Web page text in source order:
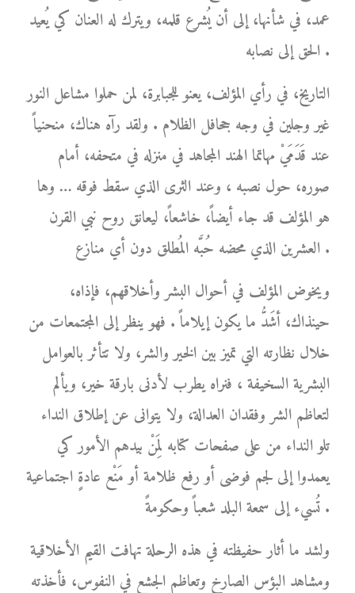
عمد، في شأنها، إلى أن يُشرع قلمه، ويترك له العنان كي يُعيد
الحق إلى نصابه .
التاريخ، في رأي المؤلف، يعنو للجبابرة، لمن حملوا مشاعل النور
غير وجلين في وجه جحافل الظلام . ولقد رآه هناك، منحنياً
عند قَدَمَيْ مهاتما الهند المجاهد في منزله في متحفه، أمام
صوره، حول نصبه ، وعند الثرى الذي سقط فوقه … وها
هو المؤلف قد جاء أيضاً، خاشعاً، ليعانق روح نبي القرن
العشرين الذي محضه حُبَّه المُطلق دون أي منازع .
ويخوض المؤلف في أحوال البشر وأخلاقهم، فإذاه،
حينذاك، أشَدُّ ما يكون إيلاماً . فهو ينظر إلى المجتمعات من
خلال نظارته التي تميز بين الخير والشر، ولا تتأثر بالعوامل
البشرية السخيفة ، فنراه يطرب لأدنى بارقة خير، ويألم
لتعاظم الشر وفقدان العدالة، ولا يتوانى عن إطلاق النداء
تلو النداء من على صفحات كتابه لِمَنْ بيدهم الأمور كي
يعمدوا إلى لجم فوضى أو رفع ظلامة أو مَنْع عادةٍ اجتماعية
تُسيء إلى سمعة البلد شعباً وحكومةً .
ولشد ما أثار حفيظته في هذه الرحلة تهافت القيم الأخلاقية
ومشاهد البؤس الصارخ وتعاظم الجشع في النفوس، فأخذته